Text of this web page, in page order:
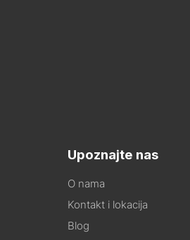
Upoznajte nas
O nama
Kontakt i lokacija
Blog